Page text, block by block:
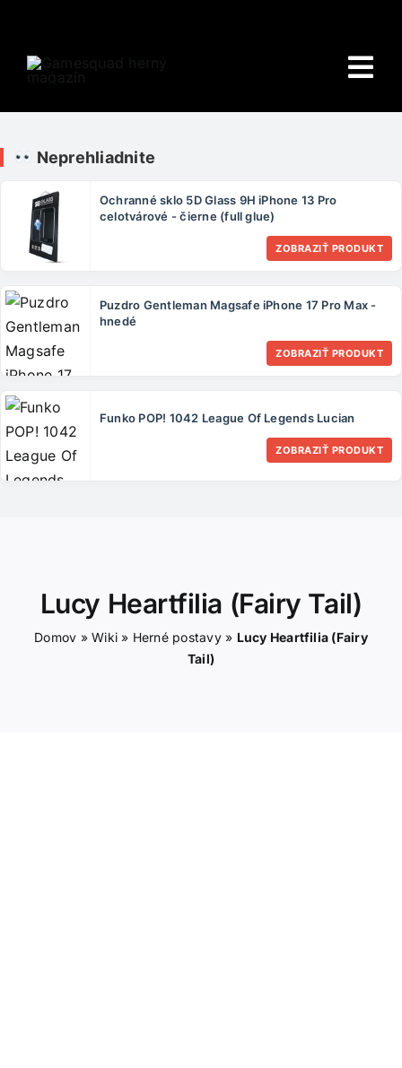
content
HRY
PORADŇA
O NÁS
ČLÁNKY
KONTAKT
Neprehliadnite
Ochranné sklo 5D Glass 9H iPhone 13 Pro
celotvárové - čierne (full glue)
ZOBRAZIŤ PRODUKT
Puzdro Gentleman Magsafe iPhone 17 Pro Max -
hnedé
ZOBRAZIŤ PRODUKT
Funko POP! 1042 League Of Legends Lucian
ZOBRAZIŤ PRODUKT
Lucy Heartfilia (Fairy Tail)
Domov »Wiki » Herné postavy» Lucy Heartfilia (Fairy
Tail)